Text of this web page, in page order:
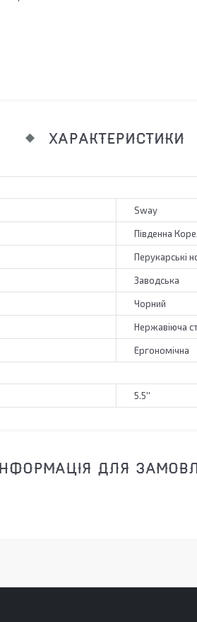
ХАРАКТЕРИСТИКИ
Sway
Південна
Перукарські
Заводська
Чорний
Нержавіюча
Ергономічна
5.5''
ДЛЯ